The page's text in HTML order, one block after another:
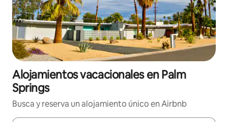
Alojamientos vacacionales en Palm
Springs
Busca y reserva un alojamiento único en Airbnb